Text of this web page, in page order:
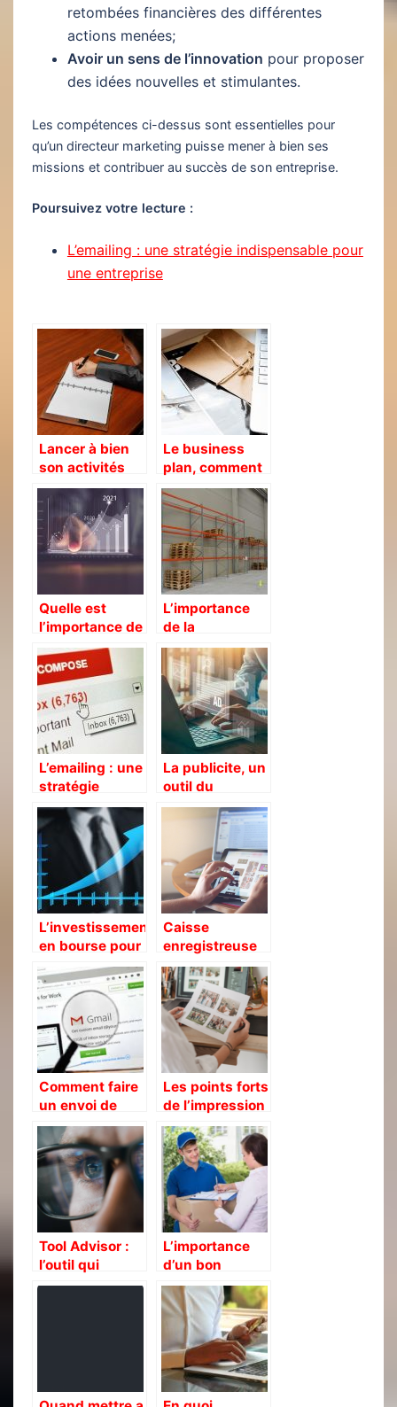
retombées financières des différentes
actions menées;
Avoir un sens de l’innovation pour proposer
des idées nouvelles et stimulantes.
Les compétences ci-dessus sont essentielles pour
qu’un directeur marketing puisse mener à bien ses
missions et contribuer au succès de son entreprise.
Poursuivez votre lecture :
L’emailing : une stratégie indispensable pour
une entreprise
Lancer à bien
son activités
commerce
Le business
plan, comment
le réaliser ?
Quelle est
l’importance de
l’économie
dans un pays ?
L’importance
de la
palettisation en
logistique
L’emailing : une
stratégie
indispensable
pour une
entreprise
La publicite, un
outil du
marketing tres
efficace
L’investissement
en bourse pour
les paresseux
ou les actifs
Caisse
enregistreuse
sur iPad: Jalia
Comment faire
un envoi de
mail en masse
avec Gmail ?
Les points forts
de l’impression
en ligne
Tool Advisor :
l’outil qui
compare les
L’importance
d’un bon
service de
livraison sur
votre image